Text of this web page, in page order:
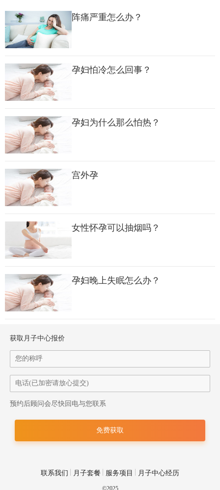
吃补血、补铁的食物。孕期有贫血现象，在月子期间更要好好调
理。
二、孕妇头晕怎么办？
虽然孕期头晕是正常妊娠反应，但对于正在上班的孕妈来说，常
常感觉头晕目眩、疲惫无力，这都会觉得很难受，所以孕妇可以
通过饮食食疗的方法来改善，或多注意以下事项：
1、多吃些新鲜的水果和蔬菜，比如橙子、苹果、茄子、西红柿、
2、孕早期是胎儿不稳定的时期，如果发生头晕的时候，一定要暂
时放下手上的工作，先好好停下来休息一下。
白大褂的指导下进行治疗，或服用复合维生素片、孕妇专用的营
养补充剂等，这些都要在白大褂的指导下进行。
4、容易头晕的孕妇，最好不能喝茶，因为茶水中的鞣酸和单宁会
影响铁的吸收，所以饭后不宜喝茶。
阵痛严重怎么办？
孕妇怕冷怎么回事？
孕妇为什么那么怕热？
​宫外孕
女性怀孕可以抽烟吗？
孕妇晚上失眠怎么办？
获取月子中心报价
预约后顾问会尽快回电与您联系
联系我们 月子套餐 服务项目 月子中心经历
©2025